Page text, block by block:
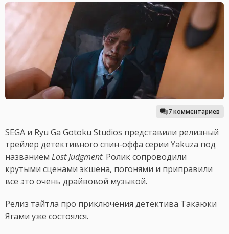
7 комментариев
SEGA и Ryu Ga Gotoku Studios представили релизный
трейлер детективного спин-оффа серии Yakuza под
названием Lost Judgment. Ролик сопроводили
крутыми сценами экшена, погонями и приправили
все это очень драйвовой музыкой.
Релиз тайтла про приключения детектива Такаюки
Ягами уже состоялся.